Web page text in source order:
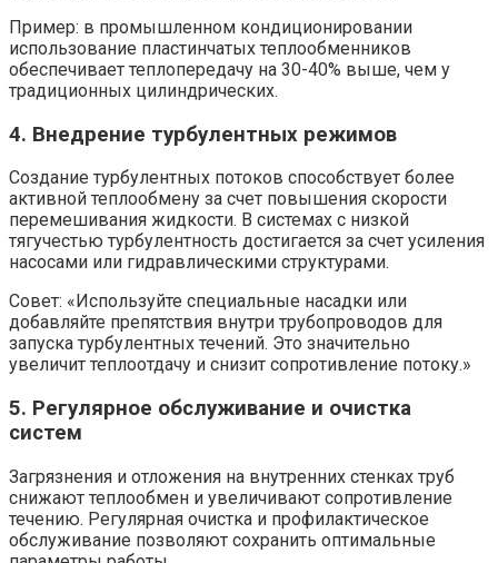
Пример: в промышленном кондиционировании
использование пластинчатых теплообменников
обеспечивает теплопередачу на 30-40% выше, чем у
традиционных цилиндрических.
4. Внедрение турбулентных режимов
Создание турбулентных потоков способствует более
активной теплообмену за счет повышения скорости
перемешивания жидкости. В системах с низкой
тягучестью турбулентность достигается за счет усиления
насосами или гидравлическими структурами.
Совет: «Используйте специальные насадки или
добавляйте препятствия внутри трубопроводов для
запуска турбулентных течений. Это значительно
увеличит теплоотдачу и снизит сопротивление потоку.»
5. Регулярное обслуживание и очистка
систем
Загрязнения и отложения на внутренних стенках труб
снижают теплообмен и увеличивают сопротивление
течению. Регулярная очистка и профилактическое
обслуживание позволяют сохранить оптимальные